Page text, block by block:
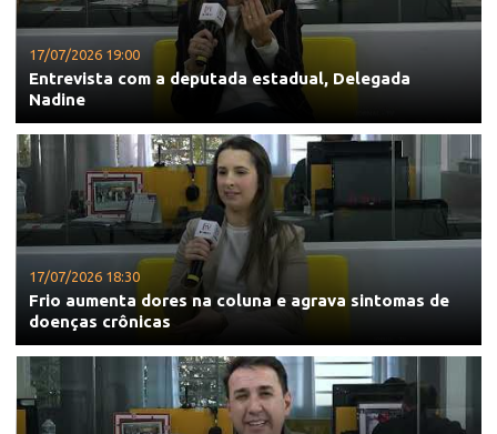
17/07/2026 19:00
Entrevista com a deputada estadual, Delegada
Nadine
17/07/2026 18:30
Frio aumenta dores na coluna e agrava sintomas de
doenças crônicas